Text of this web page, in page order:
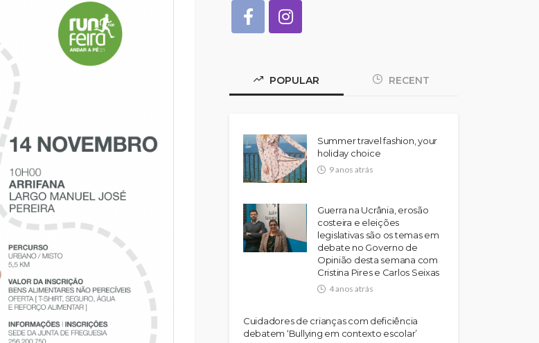
POPULAR RECENT
Summer travel fashion, your
holiday choice
9 anos atrás
Guerra na Ucrânia, erosão
costeira e eleições
legislativas são os temas em
debate no Governo de
Opinião desta semana com
Cristina Pires e Carlos Seixas
4 anos atrás
Cuidadores de crianças com deficiência
debatem ‘Bullying em contexto escolar’